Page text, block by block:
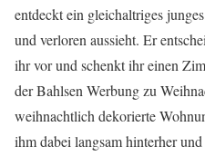
entdeckt ein gleichaltriges
und verloren aussieht. Er
ihr vor und schenkt ihr einen
der Bahlsen Werbung zu
weihnachtlich dekorierte
ihm dabei langsam hinterher